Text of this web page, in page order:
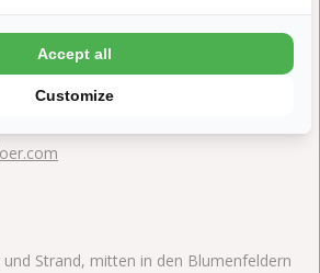
Strand, mitten in den Blumenfeldern
Customize
Accept all